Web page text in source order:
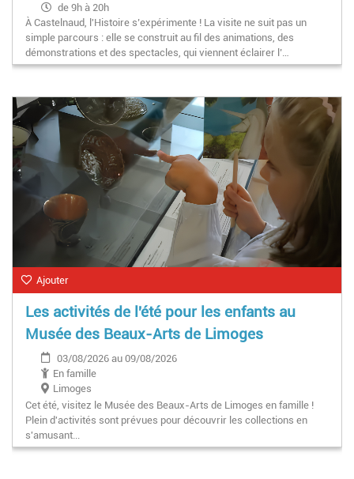
de 9h à 20h
À Castelnaud, l'Histoire s’expérimente ! La visite ne suit pas un
simple parcours : elle se construit au fil des animations, des
démonstrations et des spectacles, qui viennent éclairer l’…
Ajouter
Les activités de l'été pour les enfants au
Musée des Beaux-Arts de Limoges
03/08/2026 au 09/08/2026
En famille
Limoges
Cet été, visitez le Musée des Beaux-Arts de Limoges en famille !
Plein d'activités sont prévues pour découvrir les collections en
s'amusant...